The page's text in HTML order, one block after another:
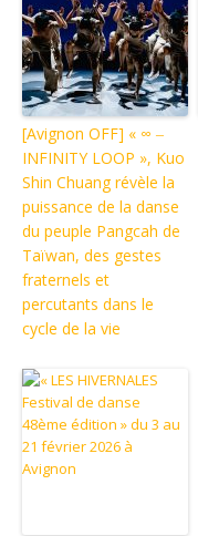
[Avignon OFF] « ∞ ‒
INFINITY LOOP », Kuo
Shin Chuang révèle la
puissance de la danse
du peuple Pangcah de
Taïwan, des gestes
fraternels et
percutants dans le
cycle de la vie